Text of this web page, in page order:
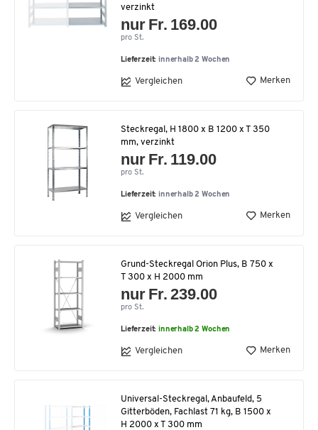
verzinkt
nur Fr. 169.00
pro St.
Lieferzeit: innerhalb 2 Wochen
Vergleichen Merken
Steckregal, H 1800 x B 1200 x T 350
mm, verzinkt
nur Fr. 119.00
pro St.
Lieferzeit: innerhalb 2 Wochen
Vergleichen Merken
Grund-Steckregal Orion Plus, B 750 x
T 300 x H 2000 mm
nur Fr. 239.00
pro St.
Lieferzeit:innerhalb 2 Wochen
Vergleichen Merken
Universal-Steckregal, Anbaufeld, 5
Gitterböden, Fachlast 71 kg, B 1500 x
H 2000 x T 300 mm